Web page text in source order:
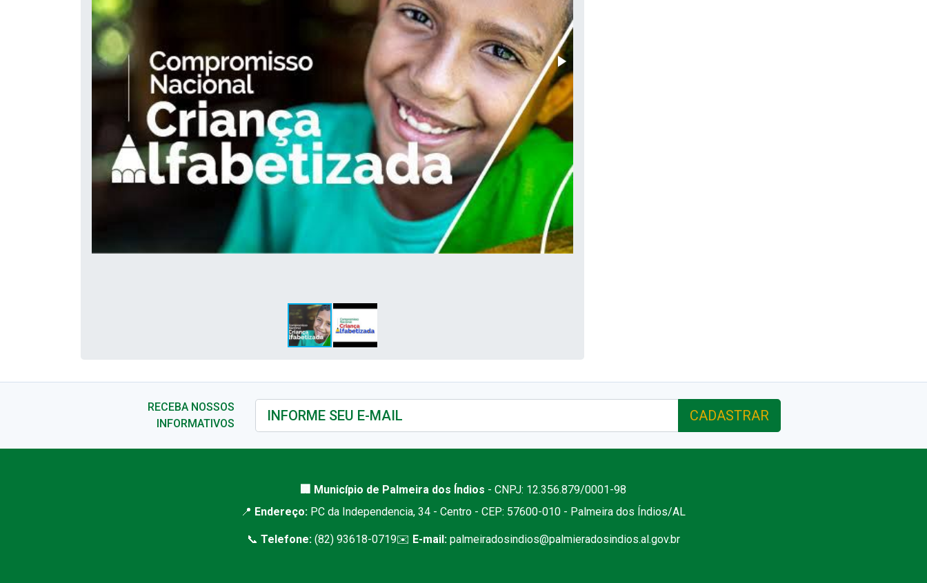
RECEBA NOSSOS
INFORMATIVOS
CADASTRAR
🏢 Município de Palmeira dos Índios - CNPJ: 12.356.879/0001-98
📍 Endereço: PC da Independencia, 34 - Centro - CEP: 57600-010 - Palmeira dos Índios/AL
📞 Telefone:(82) 93618-0719✉️ E-mail: palmeiradosindios@palmieradosindios.al.gov.br